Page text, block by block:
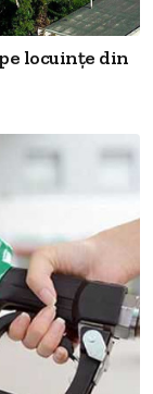
locuințe din